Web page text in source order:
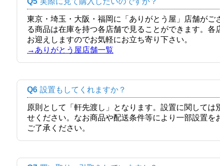
東京・埼玉・大阪・福岡に「ありがとう屋」店舗が
る商品は在庫を持つ各店舗で見ることができます。
お迎えしますのでお気軽にお立ち寄り下さい。
→ありがとう屋店舗一覧
Q6 設置もしてくれますか？
原則として「軒先渡し」となります。設置に関して
せください。なお商品や配送条件等により一部設置
ご了承ください。